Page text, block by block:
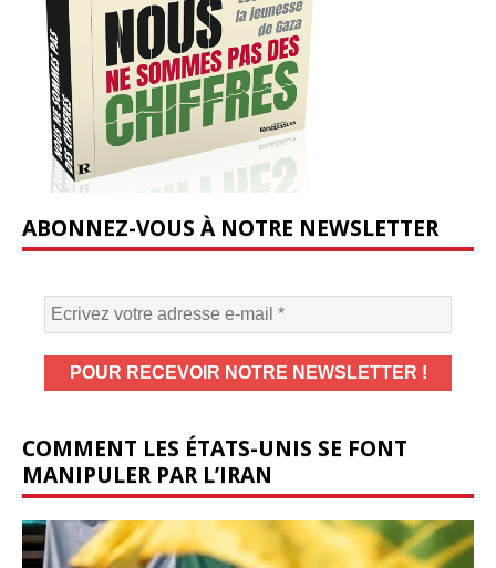
ABONNEZ-VOUS À NOTRE NEWSLETTER
COMMENT LES ÉTATS-UNIS SE FONT
MANIPULER PAR L’IRAN